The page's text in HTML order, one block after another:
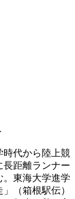
時代から陸上競
長距離ランナー
。東海大学進学
（箱根駅伝）